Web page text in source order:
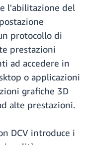
l'abilitazione del
protocollo di
prestazioni
ad accedere in
o applicazioni
grafiche 3D
alte prestazioni.
DCV introduce i